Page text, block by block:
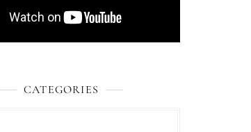
CATEGORIES